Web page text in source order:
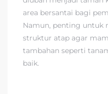
area bersantai bagi
Namun, penting untuk
struktur atap agar
tambahan seperti
baik.